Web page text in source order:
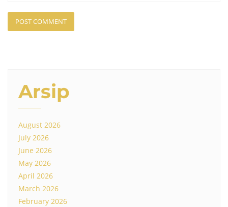
Arsip
August 2026
July 2026
June 2026
May 2026
April 2026
March 2026
February 2026